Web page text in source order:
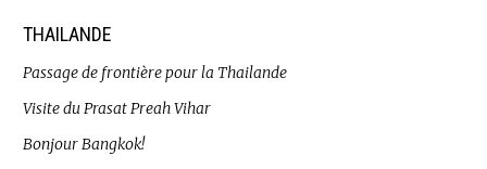
THAILANDE
Passage de frontière pour la Thailande
Visite du Prasat Preah Vihar
Bonjour Bangkok!